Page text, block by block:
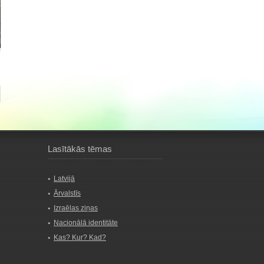
Lasītākās tēmas
Latvijā
Ārvalstīs
Izraēlas ziņas
Nacionālā identitāte
Kas? Kur? Kad?